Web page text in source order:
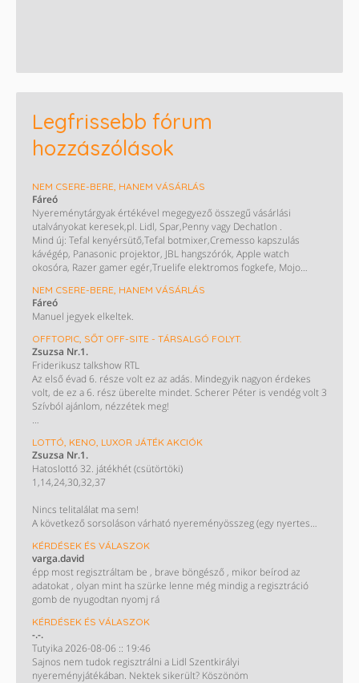
Legfrissebb fórum
hozzászólások
NEM CSERE-BERE, HANEM VÁSÁRLÁS
Fáreó
Nyereménytárgyak értékével megegyező összegű vásárlási
utalványokat keresek,pl. Lidl, Spar,Penny vagy Dechatlon .
Mind új: Tefal kenyérsütő,Tefal botmixer,Cremesso kapszulás
kávégép, Panasonic projektor, JBL hangszórók, Apple watch
okosóra, Razer gamer egér,Truelife elektromos fogkefe, Mojo
termosz,Kodak printomatic fényképező,pólók ,pulóverek,baseball
sapkák,hátizsákok,tornazsákok,Kinder pinyáta,társasok,Kilimandjaro
nagy túrahátizsák,túra bot,stb. És egy 35000Ft-os H&M kártya.
Vásárlási utira-kártyákra cserélem vagy kp.
NEM CSERE-BERE, HANEM VÁSÁRLÁS
Fáreó
Manuel jegyek elkeltek.
OFFTOPIC, SŐT OFF-SITE - TÁRSALGÓ FOLYT.
Zsuzsa Nr.1.
Friderikusz talkshow RTL
Az első évad 6. része volt ez az adás. Mindegyik nagyon érdekes
volt, de ez a 6. rész überelte mindet. Scherer Péter is vendég volt 3
Szívból ajánlom, nézzétek meg!
resz-c_13181455
LOTTÓ, KENO, LUXOR JÁTÉK AKCIÓK
Zsuzsa Nr.1.
Hatoslottó 32. játékhét (csütörtöki)
1,14,24,30,32,37
Nincs telitalálat ma sem!
A következő sorsoláson várható nyereményösszeg (egy nyertes
880 millió Ft
KÉRDÉSEK ÉS VÁLASZOK
varga.david
épp most regisztráltam be , brave böngésző , mikor beírod az
adatokat , olyan mint ha szürke lenne még mindig a regisztráció
gomb de nyugodtan nyomj rá
KÉRDÉSEK ÉS VÁLASZOK
-.-.
Tutyika 2026-08-06 :: 19:46
Sajnos nem tudok regisztrálni a Lidl Szentkirályi
nyereményjátékában. Nektek sikerült? Köszönöm